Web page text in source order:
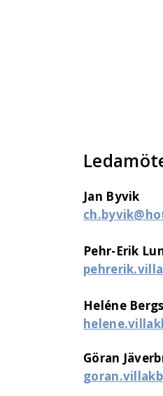
Jan Byvik
Pehr-Erik
Heléne
Göran